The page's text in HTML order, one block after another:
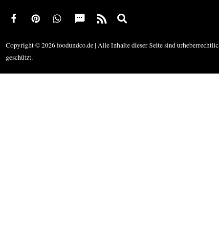
Copyright © 2026 foodundco.de | Alle Inhalte dieser Seite sind
geschützt.